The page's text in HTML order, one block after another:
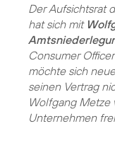
Der Aufsichtsrat
hat sich mit
Consumer
möchte sich
seinen Vertrag
Wolfgang Metze
Unternehmen